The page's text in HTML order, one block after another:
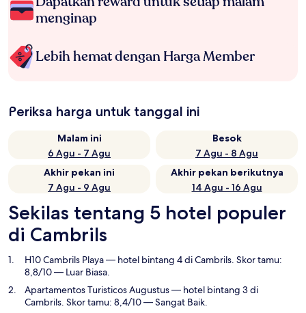
menginap
Lebih hemat dengan Harga Member
Periksa harga untuk tanggal ini
Malam ini
6 Agu - 7 Agu
Besok
7 Agu - 8 Agu
Akhir pekan ini
7 Agu - 9 Agu
Akhir pekan berikutnya
14 Agu - 16 Agu
Sekilas tentang 5 hotel populer
di Cambrils
H10 Cambrils Playa— hotel bintang 4 di Cambrils. Skor tamu:
8,8/10 — Luar Biasa.
Apartamentos Turisticos Augustus— hotel bintang 3 di
Cambrils. Skor tamu: 8,4/10 — Sangat Baik.